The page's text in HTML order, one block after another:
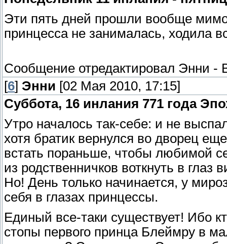
Эти пять дней прошли вообще
принцесса не занималась, ходила
Сообщение отредактировал Энни -
[6] Энни [02 Мая 2010, 17:15]
Суббота, 16 инлания 771 года
Утро началось так-себе: и не
хотя братик вернулся во дворец
встать пораньше, чтобы любимой
из родственничков воткнуть в глаз
Но! День только начинается, у
себя в глазах принцессы.
Единый все-таки существует! Ибо
стопы первого принца Блеймру в